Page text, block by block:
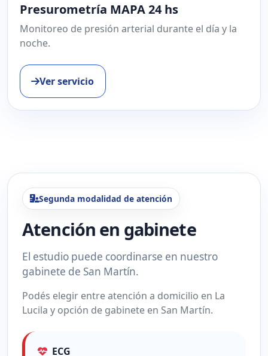
Presurometría MAPA 24 hs
Monitoreo de presión arterial durante el día y la
noche.
Ver servicio
Segunda modalidad de atención
Atención en gabinete
El estudio puede coordinarse en nuestro
gabinete de San Martín.
Podés elegir entre atención a domicilio en La
Lucila y opción de gabinete en San Martín.
ECG